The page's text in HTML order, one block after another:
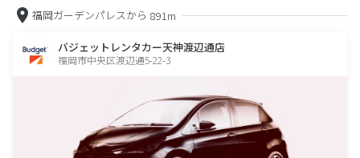
福岡ガーデンパレスから 891m
バジェットレンタカー天神渡辺通店
福岡市中央区渡辺通5-22-3